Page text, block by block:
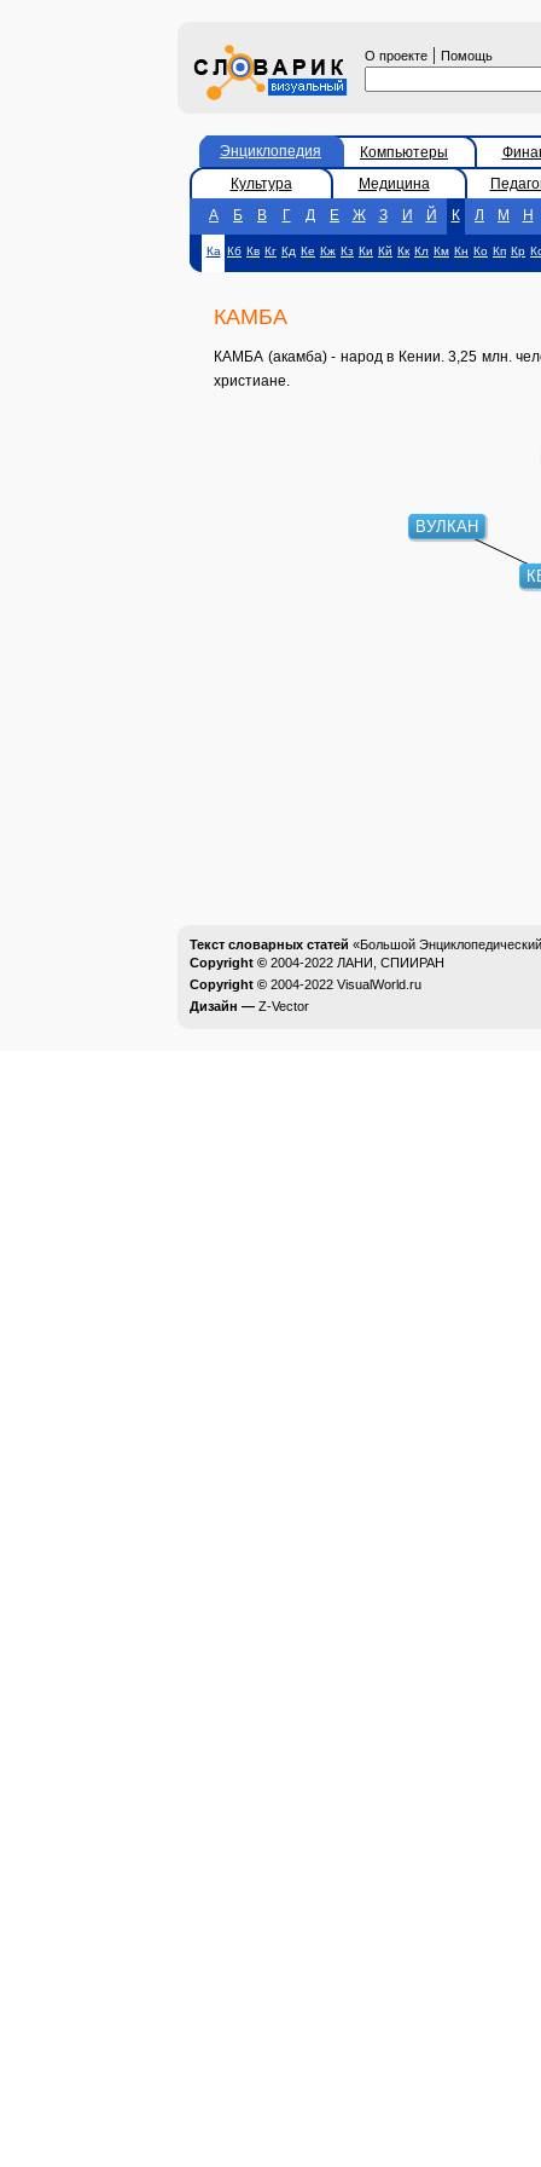
О проекте | Помощь
Энциклопедия Компьютеры
Культура
Медицина
А
Б В Г Д Е Ж З И Й К Л М Н
Ка Кб Кв Кг Кд Ке Кж Кз Ки Кй Кк Кл Км Кн Ко Кп Кр
КАМБА
КАМБА (акамба) - народ в Кении. 3,25 млн.
христиане.
ВУЛКАН
Текст словарных статей «Большой
Copyright © 2004-2022 ЛАНИ, СПИИРАН
Copyright © 2004-2022 VisualWorld.ru
Дизайн — Z-Vector